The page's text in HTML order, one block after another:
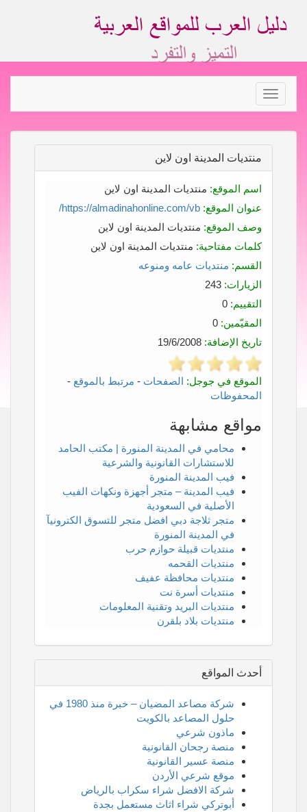
Toggle
navigation
منتديات المدينة اون لاين
اسم الموقع: منتديات المدينة اون لاين
عنوان الموقع: https://almadinahonline.com/vb/
وصف الموقع: منتديات المدينة اون لاين
كلمات مفتاحية: منتديات المدينة اون لاين
القسم: منتديات عامه ومنوعه
الزيارات:
التقييم:
المقيّمين:
تاريخ الإضافة:
الموقع في جوجل: الصفحات - مرتبط بالموقع -
المحفوظات
مواقع مشابهة
محامي في المدينة المنورة | مكتب الحامد
للاستشارات القانونية والشرعية
فيب المدينة المنورة
فيب المدينة – متجر أجهزة ونكهات الفيب
الأصلية في السعودية
متجر ثلاجة دبي افضل متجر للتسوق الكترونيآ
في المدينة المنورة
منتديات قبيلة حوازم حرب
منتديات القحمه
منتديات محافظة عفيف
منتديات أسرة نت
منتديات البريد وتقنية المعلومات
منتديات بلاد بلقرن
أحدث المواقع
شركة مصاعد المضيان – خبرة منذ 1980 في
حلول المصاعد بالكويت
ماذون شرعي
منصة رجحان القانونية
منصة عسير القانونية
موقع شرعي الأردن
شركة الافضل شراء سكراب بالرياض
أبوتركي شراء اثاث مستعمل بجدة